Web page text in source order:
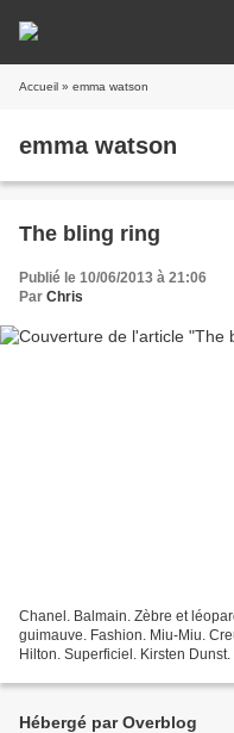
Accueil » emma watson
emma watson
The bling ring
Publié le 10/06/2013 à 21:06
Par Chris
Chanel. Balmain. Zèbre et
guimauve. Fashion. Miu-Miu.
Hilton. Superficiel. Kirsten
Hébergé par Overblog